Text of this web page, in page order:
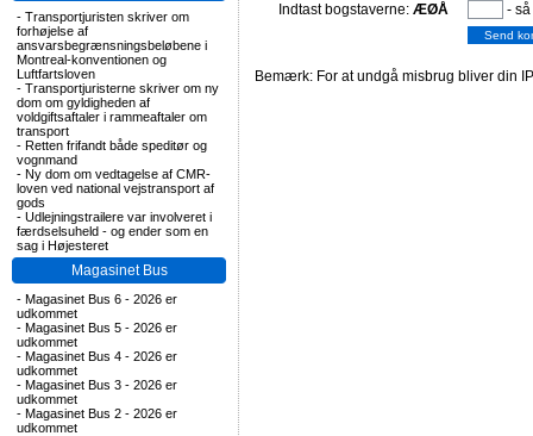
- Transportjuristen skriver om
forhøjelse af
ansvarsbegrænsningsbeløbene i
Montreal-konventionen og
Luftfartsloven
- Transportjuristerne skriver om ny
dom om gyldigheden af
voldgiftsaftaler i rammeaftaler om
transport
- Retten frifandt både speditør og
vognmand
- Ny dom om vedtagelse af CMR-
loven ved national vejstransport af
gods
- Udlejningstrailere var involveret i
færdselsuheld - og ender som en
sag i Højesteret
Magasinet Bus
- Magasinet Bus 6 - 2026 er
udkommet
- Magasinet Bus 5 - 2026 er
udkommet
- Magasinet Bus 4 - 2026 er
udkommet
- Magasinet Bus 3 - 2026 er
udkommet
- Magasinet Bus 2 - 2026 er
udkommet
Indtast bogstaverne: ÆØÅ -
Bemærk: For at undgå misbrug bliver din